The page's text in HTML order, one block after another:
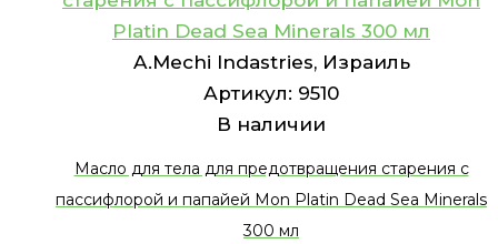
Platin Dead Sea Minerals 300 мл
A.Mechi Indastries, Израиль
Артикул: 9510
В наличии
Масло для тела для предотвращения старения с
пассифлорой и папайей Mon Platin Dead Sea Minerals
300 мл